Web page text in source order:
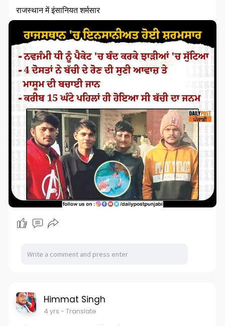
राजस्थान में इंसानियत शर्मसार
Himmat Singh
4 yrs - Translate